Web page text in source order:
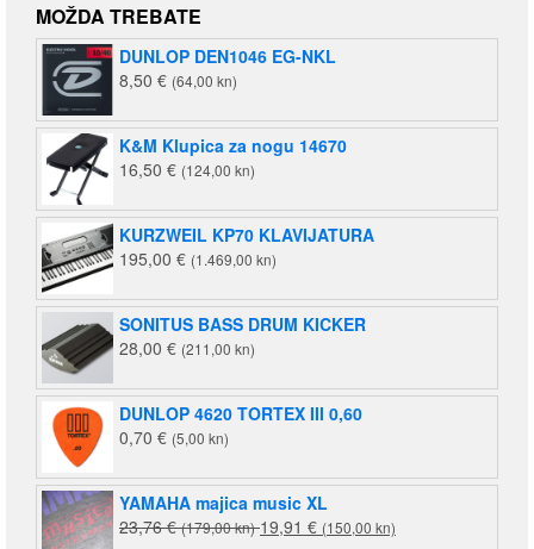
je:
220,00 €
140,00 €
MOŽDA TREBATE
DUNLOP DEN1046 EG-NKL
8,50 € (64,00 kn)
K&M Klupica za nogu 14670
16,50 € (124,00 kn)
KURZWEIL KP70 KLAVIJATURA
195,00 € (1.469,00 kn)
SONITUS BASS DRUM KICKER
28,00 € (211,00 kn)
DUNLOP 4620 TORTEX III 0,60
0,70 € (5,00 kn)
YAMAHA majica music XL
23,76€ (179,00 kn)Izvorna
19,91 € (150,00 kn)